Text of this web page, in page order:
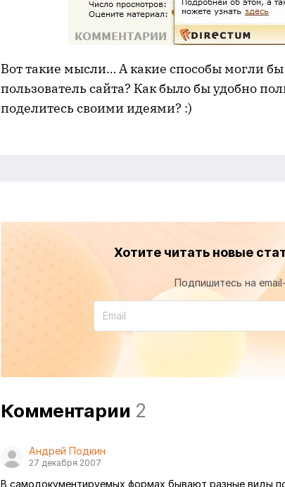
Вот такие мысли… А какие способы могли
пользователь сайта? Как было бы удобно
поделитесь своими идеями? :)
Хотите читать новые
Подпишитесь на
Комментарии 2
Андрей Подкин
27 декабря 2007
В самодокументируемых формах бывают разные виды